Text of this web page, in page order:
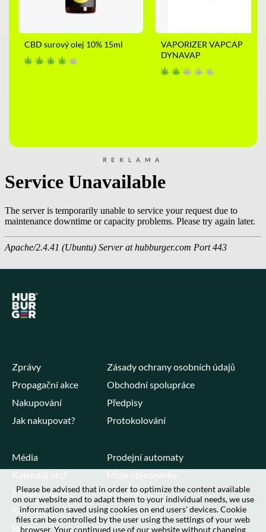
CBD surový olej 10% 15ml
VAPORIZER VAPCAP
DYNAVAP
REKLAMA
Zprávy
Propagační akce
Nakupování
Jak nakupovat?
Zásady ochrany osobních údajů
Obchodní spolupráce
Předpisy
Protokolování
Média
Kalendář akcí
Pressroom
Kontakt
Reklama
Prodejní automaty
Moje objednávky
Můj účet
Please be advised that in order to optimize the content available
on our website and to adapt them to your individual needs, we use
information saved using cookies on end users' devices. Cookie
files can be controlled by the user using the settings of your web
browser. Your continued use of our website without changing